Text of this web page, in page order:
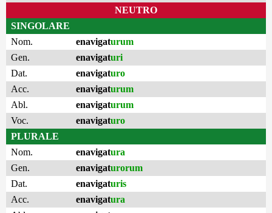
NEUTRO
SINGOLARE
Nom.
enavigaturum
Gen.
enavigaturi
Dat.
enavigaturo
Acc.
enavigaturum
Abl.
enavigaturum
Voc.
enavigaturo
PLURALE
Nom.
enavigatura
Gen.
enavigaturorum
Dat.
enavigaturis
Acc.
enavigatura